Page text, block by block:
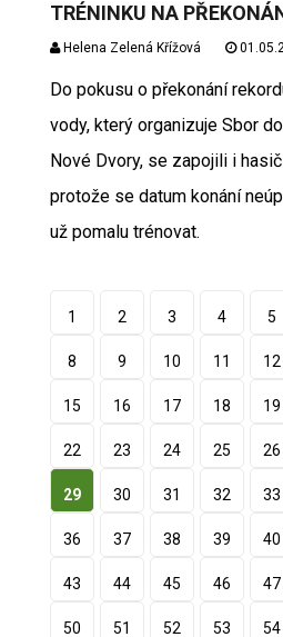
TRÉNINKU NA
Helena Zelená Křížová
Do pokusu o překonání
vody, který organizuje Sbor
Nové Dvory, se zapojili i
protože se datum konání
už pomalu trénovat.
1 2 3 4 5
8 9 10 11 12
15 16 17 18 19
22 23 24 25 26
29 30 31 32 33
36 37 38 39 40
43 44 45 46 47
50 51 52 53 54